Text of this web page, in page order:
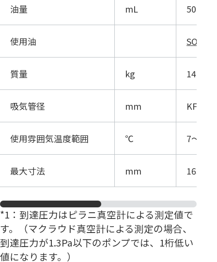
油量 mL 500～
使用油 SO-M
質量 kg 14.1
吸気管径 mm KF-25
使用雰囲気温度範囲 ℃ 7～40
最大寸法 mm
*1 ：到達圧力はピラニ真空計による測定値で
す。（マクラウド真空計による測定の場合、
到達圧力が1.3Pa以下のポンプでは、1桁低い
値になります。）